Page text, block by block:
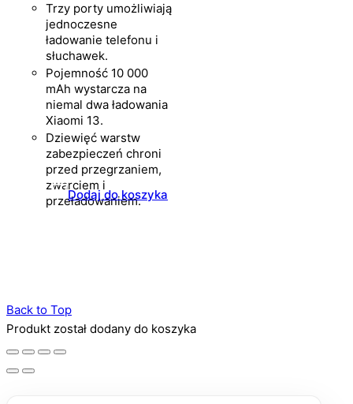
Trzy porty umożliwiają
jednoczesne
ładowanie telefonu i
słuchawek.
Pojemność 10 000
mAh wystarcza na
niemal dwa ładowania
Xiaomi 13.
Dziewięć warstw
zabezpieczeń chroni
przed przegrzaniem,
zwarciem i
przeładowaniem.
Dodaj do koszyka
Back to Top
Produkt został dodany do koszyka